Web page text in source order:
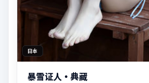
日本
暴雪证人·典藏